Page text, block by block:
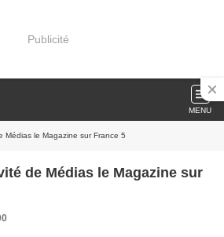
Publicité
MENU
Médias le Magazine sur France 5
de Médias le Magazine sur